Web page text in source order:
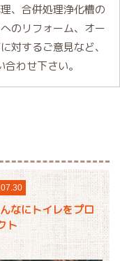
、合併処理浄化槽の
のリフォーム、オー
対するご意見など、
わせ下さい。
なにトイレをプロ
ト